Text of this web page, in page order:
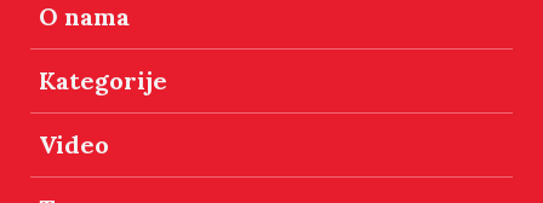
O nama
Kategorije
Video